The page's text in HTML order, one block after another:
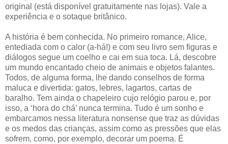
original (está disponível gratuitamente nas lojas). Vale a
experiência e o sotaque britânico.
A história é bem conhecida. No primeiro romance, Alice,
entediada com o calor (a-há!) e com seu livro sem figuras e
diálogos segue um coelho e cai em sua toca. Lá, descobre
um mundo encantado cheio de animais e objetos falantes.
Todos, de alguma forma, lhe dando conselhos de forma
maluca e divertida: gatos, lebres, lagartos, cartas de
baralho. Tem ainda o chapeleiro cujo relógio parou e, por
isso, a ‘hora do chá’ nunca termina. Tudo é um sonho e
embarcamos nessa literatura nonsense que traz as dúvidas
e os medos das crianças, assim como as pressões que elas
sofrem, como, por exemplo, decorar um poema. É